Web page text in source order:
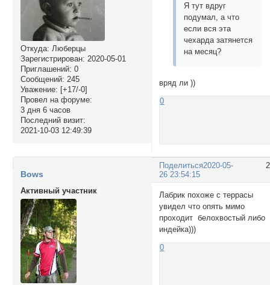
Откуда: Люберцы
Зарегистрирован: 2020-05-01
Приглашений: 0
Сообщений: 245
Уважение: [+17/-0]
Провел на форуме:
3 дня 6 часов
Последний визит:
2021-10-03 12:49:39
Я тут вдруг
подумал, а что
если вся эта
чехарда затянется
на месяц?
вряд ли ))
0
Поделиться2020-05-
26 23:54:15
Bows
Активный участник
Лабрик похоже с террасы
увидел что опять мимо
проходит белохвостый либо
индейка)))
0